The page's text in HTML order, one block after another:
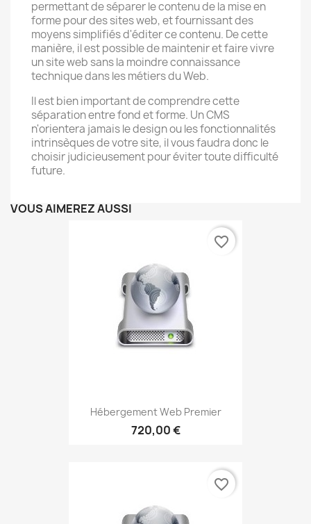
permettant de séparer le contenu de la mise en
forme pour des sites web, et fournissant des
moyens simplifiés d'éditer ce contenu. De cette
manière, il est possible de maintenir et faire vivre
un site web sans la moindre connaissance
technique dans les métiers du Web.
Il est bien important de comprendre cette
séparation entre fond et forme. Un CMS
n'orientera jamais le design ou les fonctionnalités
intrinsèques de votre site, il vous faudra donc le
choisir judicieusement pour éviter toute difficulté
future.
VOUS AIMEREZ AUSSI
Hébergement Web Premier
720,00 €
favorite_border
favorite_border